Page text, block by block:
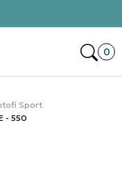
0
Sport
- 550